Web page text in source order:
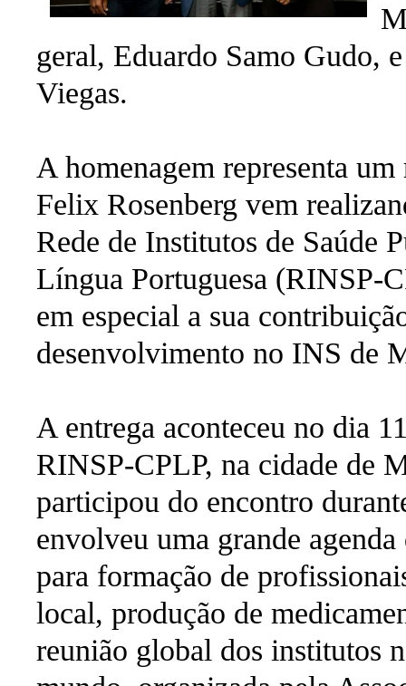
geral, Eduardo Samo Gudo,
Viegas.
A homenagem representa
Felix Rosenberg vem
Rede de Institutos de Saúde
Língua Portuguesa (RINSP-
em especial a sua
desenvolvimento no INS de
A entrega aconteceu no dia
RINSP-CPLP, na cidade de
participou do encontro
envolveu uma grande
para formação de
local, produção de
reunião global dos institutos